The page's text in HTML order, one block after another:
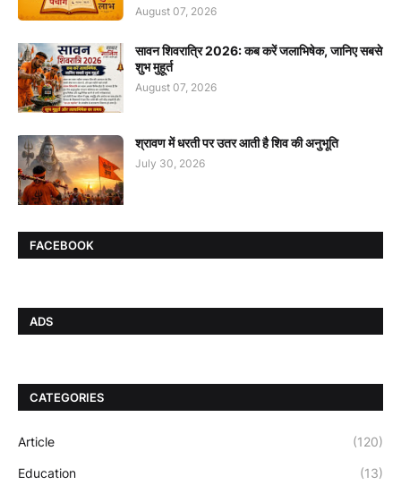
August 07, 2026
सावन शिवरात्रि 2026: कब करें जलाभिषेक, जानिए सबसे
शुभ मुहूर्त
August 07, 2026
श्रावण में धरती पर उतर आती है शिव की अनुभूति
July 30, 2026
FACEBOOK
ADS
CATEGORIES
Article (120)
Education (13)